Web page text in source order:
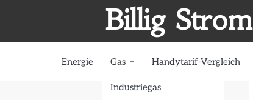
Billig Strom
Energie Gas
Industriegas
Handytarif-Vergleich